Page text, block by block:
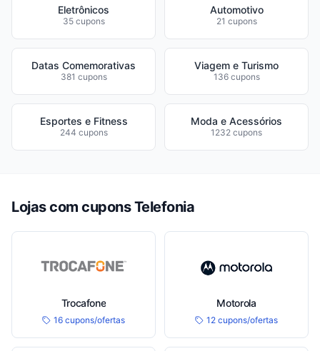
Eletrônicos
35 cupons
Automotivo
21 cupons
Datas Comemorativas
381 cupons
Viagem e Turismo
136 cupons
Esportes e Fitness
244 cupons
Moda e Acessórios
1232 cupons
Lojas com cupons Telefonia
Trocafone
16 cupons/ofertas
Motorola
12 cupons/ofertas